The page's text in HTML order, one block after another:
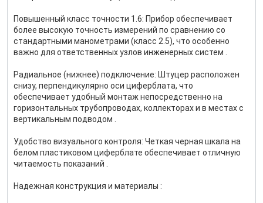
Повышенный класс точности 1.6: Прибор обеспечивает
более высокую точность измерений по сравнению со
стандартными манометрами (класс 2.5), что особенно
важно для ответственных узлов инженерных систем .
Радиальное (нижнее) подключение: Штуцер расположен
снизу, перпендикулярно оси циферблата, что
обеспечивает удобный монтаж непосредственно на
горизонтальных трубопроводах, коллекторах и в местах с
вертикальным подводом .
Удобство визуального контроля: Четкая черная шкала на
белом пластиковом циферблате обеспечивает отличную
читаемость показаний .
Надежная конструкция и материалы :